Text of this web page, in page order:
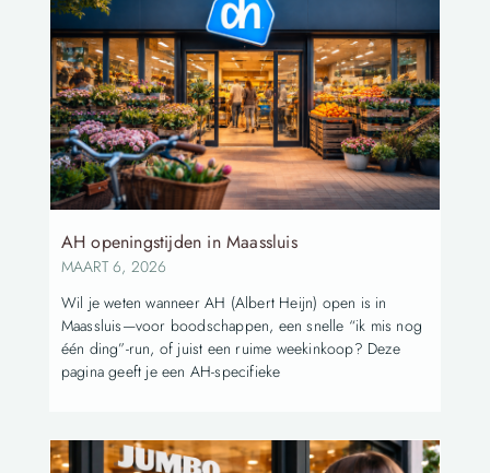
AH openingstijden in Maassluis
MAART 6, 2026
Wil je weten wanneer AH (Albert Heijn) open is in
Maassluis—voor boodschappen, een snelle “ik mis nog
één ding”-run, of juist een ruime weekinkoop? Deze
pagina geeft je een AH-specifieke